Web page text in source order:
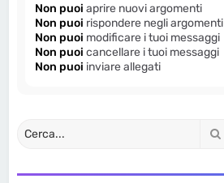
Non puoi aprire nuovi argomenti
Non puoi rispondere negli argomenti
Non puoi modificare i tuoi messaggi
Non puoi cancellare i tuoi messaggi
Non puoi inviare allegati